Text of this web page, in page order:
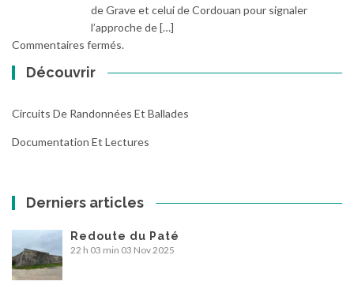
de Grave et celui de Cordouan pour signaler
l’approche de […]
Commentaires fermés.
Découvrir
Circuits De Randonnées Et Ballades
Documentation Et Lectures
Derniers articles
Redoute du Paté
22 h 03 min 03 Nov 2025